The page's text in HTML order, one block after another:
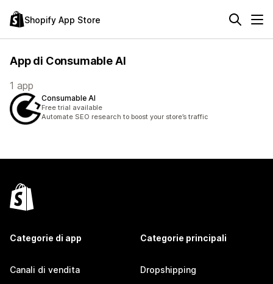
Shopify App Store
App di Consumable AI
1 app
Consumable AI
Free trial available
Automate SEO research to boost your store’s traffic
Categorie di app
Canali di vendita
Categorie principali
Dropshipping